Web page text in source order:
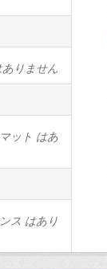
りません
ット はあ
ス はあり